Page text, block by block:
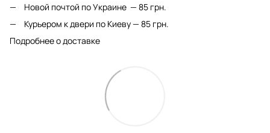
Новой почтой по Украине — 85 грн.
Курьером к двери по Киеву — 85 грн.
Подробнее о доставке